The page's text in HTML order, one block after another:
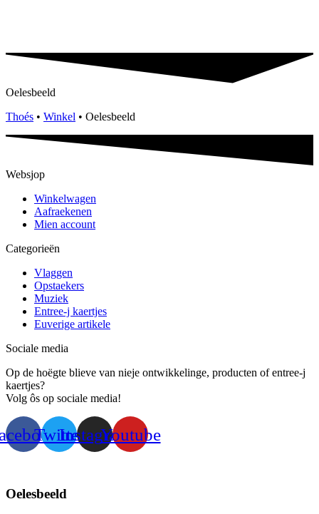
Oelesbeeld
Thoés • Winkel • Oelesbeeld
Websjop
Winkelwagen
Aafraekenen
Mien account
Categorieën
Vlaggen
Opstaekers
Muziek
Entree-j kaertjes
Euverige artikele
Sociale media
Op de hoëgte blieve van nieje ontwikkelinge, producten of entree-j
kaertjes?
Volg ôs op sociale media!
TwitterInstagramYoutube
Oelesbeeld